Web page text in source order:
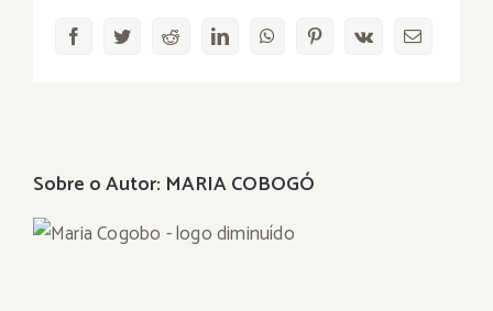
FacebookTwitterRedditLinkedInWhatsAppPinterestVk
E-
Sobre o Autor: MARIA COBOGÓ